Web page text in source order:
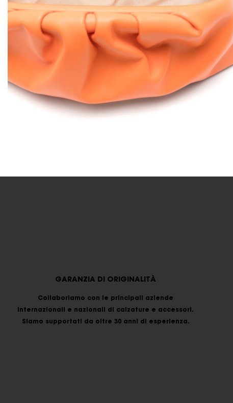
GARANZIA DI ORIGINALITÀ
Collaboriamo con le principali aziende
internazionali e nazionali di calzature e accessori.
Siamo supportati da oltre 30 anni di esperienza.